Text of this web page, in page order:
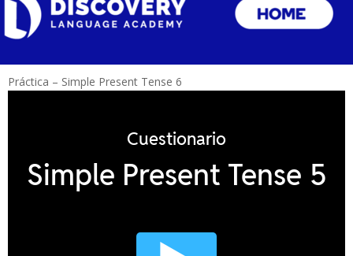
Práctica – Simple Present Tense 6